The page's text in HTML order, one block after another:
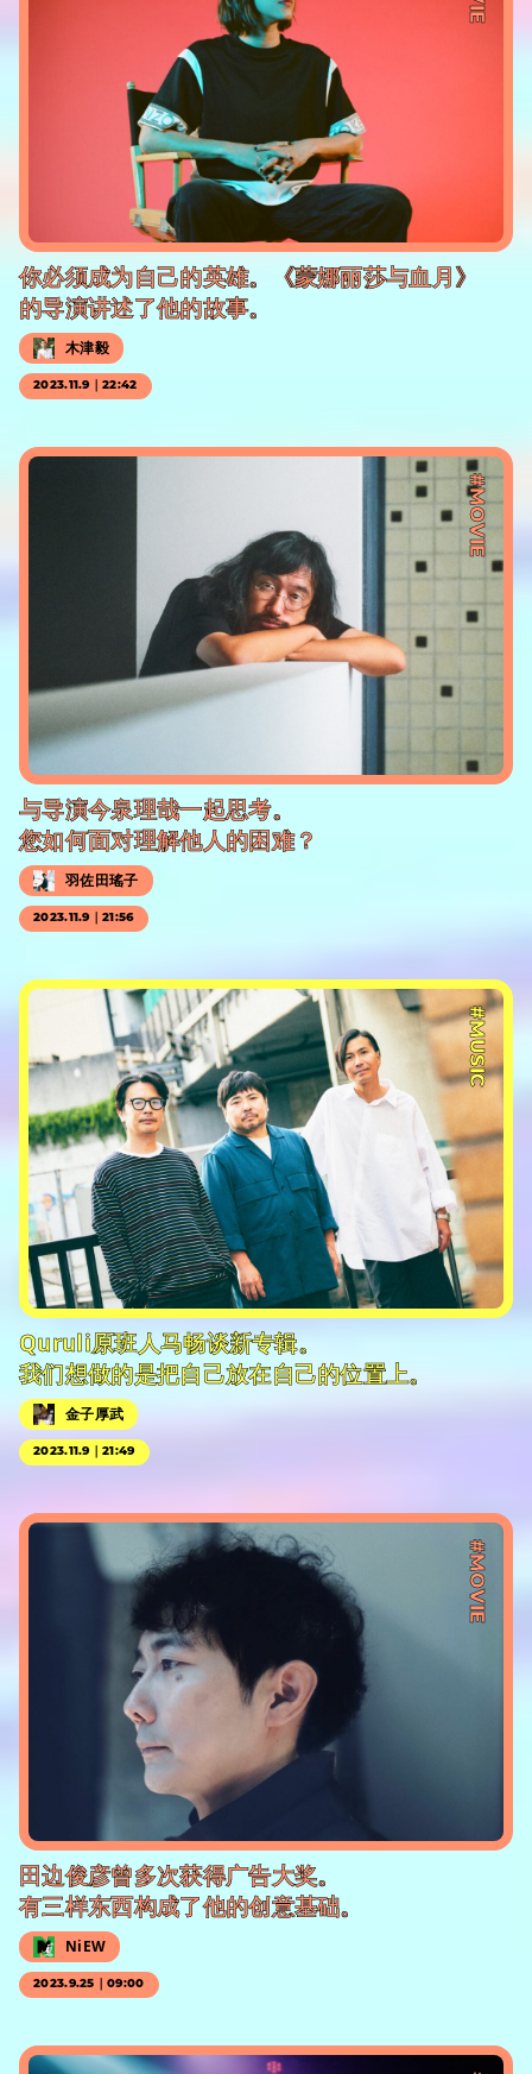
你必须成为自己的英雄。《蒙娜丽莎与血月》
的导演讲述了他的故事。
木津毅
2023.11.9｜22:42
#MOVIE
与导演今泉理哉一起思考。
您如何面对理解他人的困难？
羽佐田瑤子
2023.11.9｜21:56
#MUSIC
Quruli原班人马畅谈新专辑。
我们想做的是把自己放在自己的位置上。
金子厚武
2023.11.9｜21:49
#MOVIE
田边俊彦曾多次获得广告大奖。
有三样东西构成了他的创意基础。
NiEW
2023.9.25｜09:00